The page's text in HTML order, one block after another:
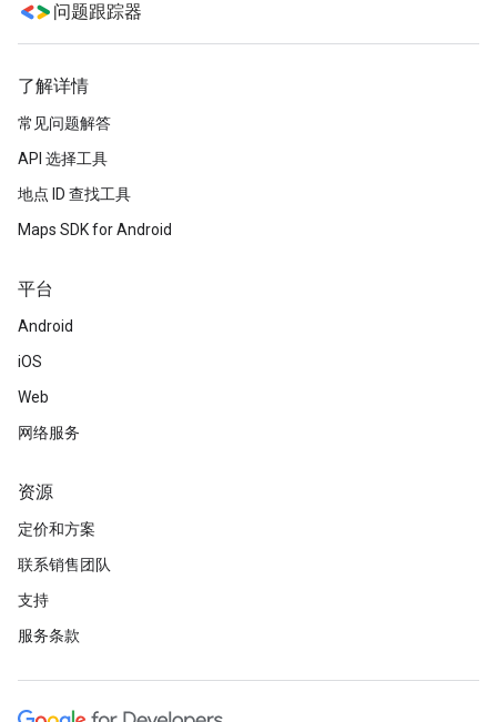
问题跟踪器
了解详情
常见问题解答
API 选择工具
地点 ID 查找工具
Maps SDK for Android
平台
Android
iOS
Web
网络服务
资源
定价和方案
联系销售团队
支持
服务条款